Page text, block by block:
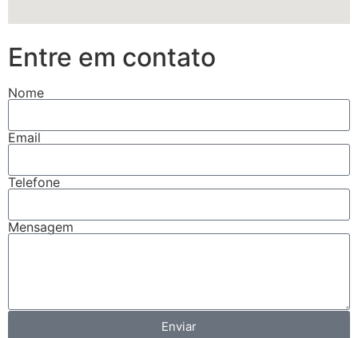
Entre em contato
Nome
Email
Telefone
Mensagem
Enviar